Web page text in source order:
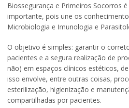
Biossegurança e Primeiros Socorros
importante, pois une os
Microbiologia e Imunologia e
O objetivo é simples: garantir o
pacientes e a segura realização de
não) em espaços clínicos estéticos,
isso envolve, entre outras coisas,
esterilização, higienização e
compartilhadas por pacientes.